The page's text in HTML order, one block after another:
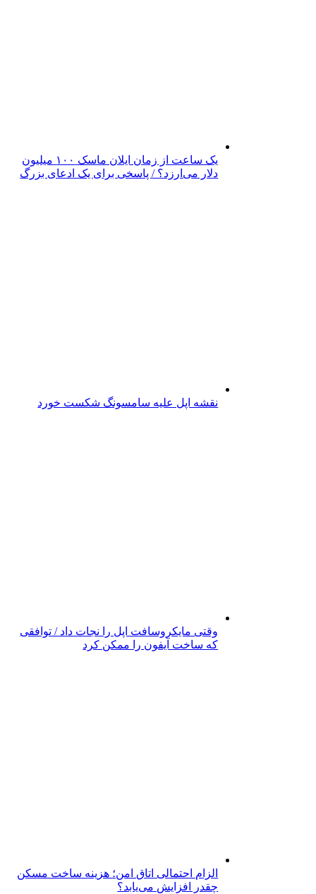
یک ساعت از زمان ایلان ماسک ۱۰۰ میلیون
دلار می‌ارزد؟ / پاسخی برای یک ادعای بزرگ
نقشه اپل علیه سامسونگ شکست خورد
وقتی مایکروسافت اپل را نجات داد / توافقی
که ساخت آیفون را ممکن کرد
الزام احتمالی اتاق امن؛ هزینه ساخت مسکن
چقدر افزایش می‌یابد؟